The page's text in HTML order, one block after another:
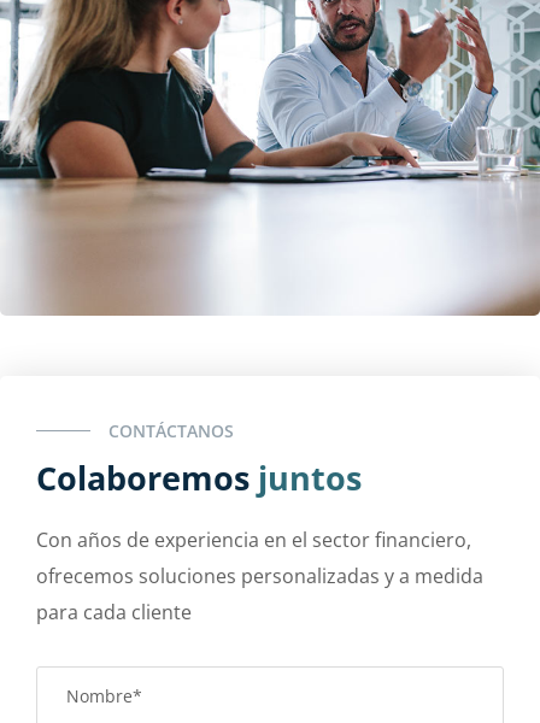
CONTÁCTANOS
Colaboremos juntos
Con años de experiencia en el sector financiero,
ofrecemos soluciones personalizadas y a medida
para cada cliente